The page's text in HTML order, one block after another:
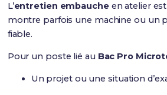
L’entretien embaucheen atelier
montre parfois une machine ou un
fiable.
Pour un poste lié au Bac Pro
Un projet ou une situation